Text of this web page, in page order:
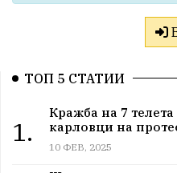
ТОП 5 СТАТИИ
1.
Кражба на 7
карловци на
10 ФЕВ, 2025